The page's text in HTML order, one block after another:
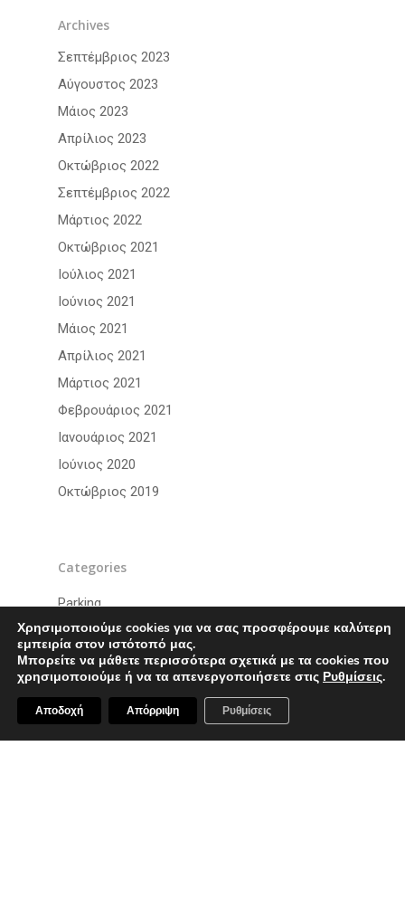
Archives
Σεπτέμβριος 2023
Αύγουστος 2023
Μάιος 2023
Απρίλιος 2023
Οκτώβριος 2022
Σεπτέμβριος 2022
Μάρτιος 2022
Οκτώβριος 2021
Ιούλιος 2021
Ιούνιος 2021
Μάιος 2021
Απρίλιος 2021
Μάρτιος 2021
Φεβρουάριος 2021
Ιανουάριος 2021
Ιούνιος 2020
Οκτώβριος 2019
Categories
Parking
Γραφεία
Καταστήματα
Κατοικίες
Νέα
Χρησιμοποιούμε cookies για να σας προσφέρουμε καλύτερη
εμπειρία στον ιστότοπό μας.
Μπορείτε να μάθετε περισσότερα σχετικά με τα cookies που
χρησιμοποιούμε ή να τα απενεργοποιήσετε στις Ρυθμίσεις.
Αποδοχή Απόρριψη Ρυθμίσεις